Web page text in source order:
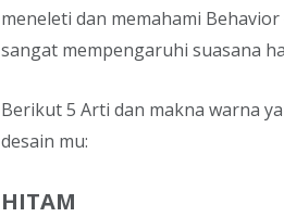
meneleti dan memahami
sangat mempengaruhi suasana
Berikut 5 Arti dan makna warna
desain mu:
HITAM